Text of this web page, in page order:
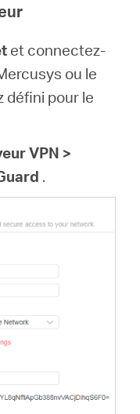
et connectez-
ou le
défini pour le
VPN >
.